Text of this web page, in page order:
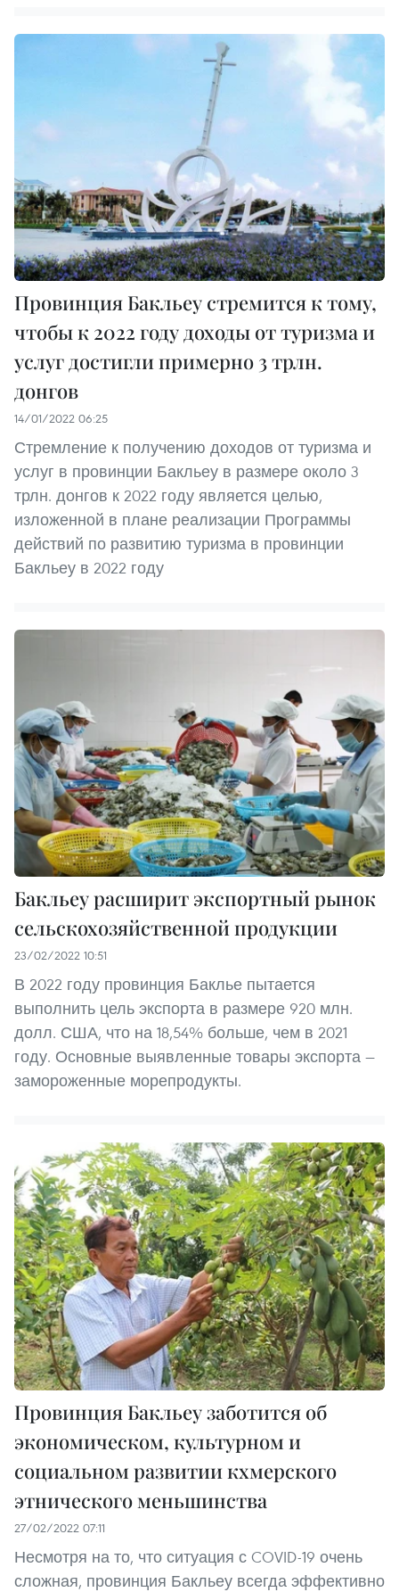
Провинция Бакльеу стремится к тому,
чтобы к 2022 году доходы от туризма и
услуг достигли примерно 3 трлн.
донгов
14/01/2022 06:25
Стремление к получению доходов от туризма и
услуг в провинции Бакльеу в размере около 3
трлн. донгов к 2022 году является целью,
изложенной в плане реализации Программы
действий по развитию туризма в провинции
Бакльеу в 2022 году
Бакльеу расширит экспортный рынок
сельскохозяйственной продукции
23/02/2022 10:51
В 2022 году провинция Баклье пытается
выполнить цель экспорта в размере 920 млн.
долл. США, что на 18,54% больше, чем в 2021
году. Основные выявленные товары экспорта —
замороженные морепродукты.
Провинция Бакльеу заботится об
экономическом, культурном и
социальном развитии кхмерского
этнического меньшинства
27/02/2022 07:11
Несмотря на то, что ситуация с COVID-19 очень
сложная, провинция Бакльеу всегда эффективно